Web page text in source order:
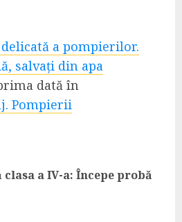
a pompierilor.
salvați din apa
dată în
Pompierii
a IV-a: Începe probă